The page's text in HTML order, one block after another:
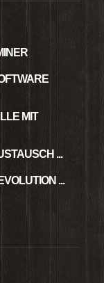
MIT
...
...